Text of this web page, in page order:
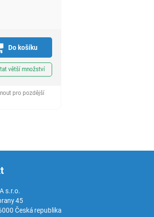
Do košíku
větší množství
pro pozdější
s.r.o.
45
Česká republika